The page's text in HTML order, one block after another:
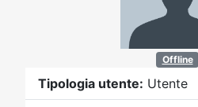
Offline
Tipologia utente: Utente